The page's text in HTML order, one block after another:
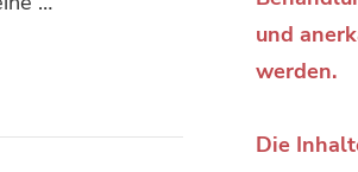
und
werden.
Die